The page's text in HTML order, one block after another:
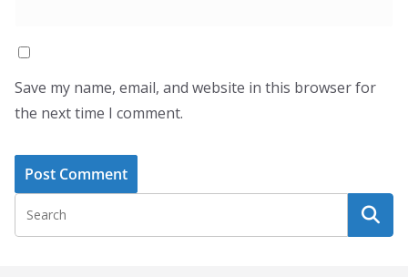
Save my name, email, and website in this browser for
the next time I comment.